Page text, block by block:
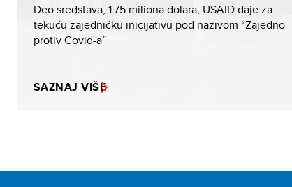
Deo sredstava, 1.75 miliona dolara, USAID daje za
tekuću zajedničku inicijativu pod nazivom “Zajedno
protiv Covid-a”
SAZNAJ VIŠE